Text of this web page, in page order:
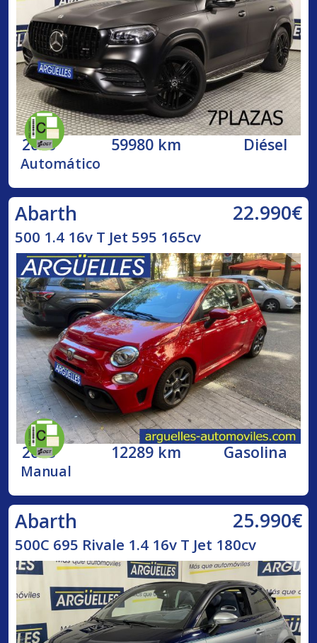
2020 59980 km Diésel
Automático
Abarth 22.990€
500 1.4 16v T Jet 595 165cv
2023 12289 km Gasolina
Manual
Abarth 25.990€
500C 695 Rivale 1.4 16v T Jet 180cv